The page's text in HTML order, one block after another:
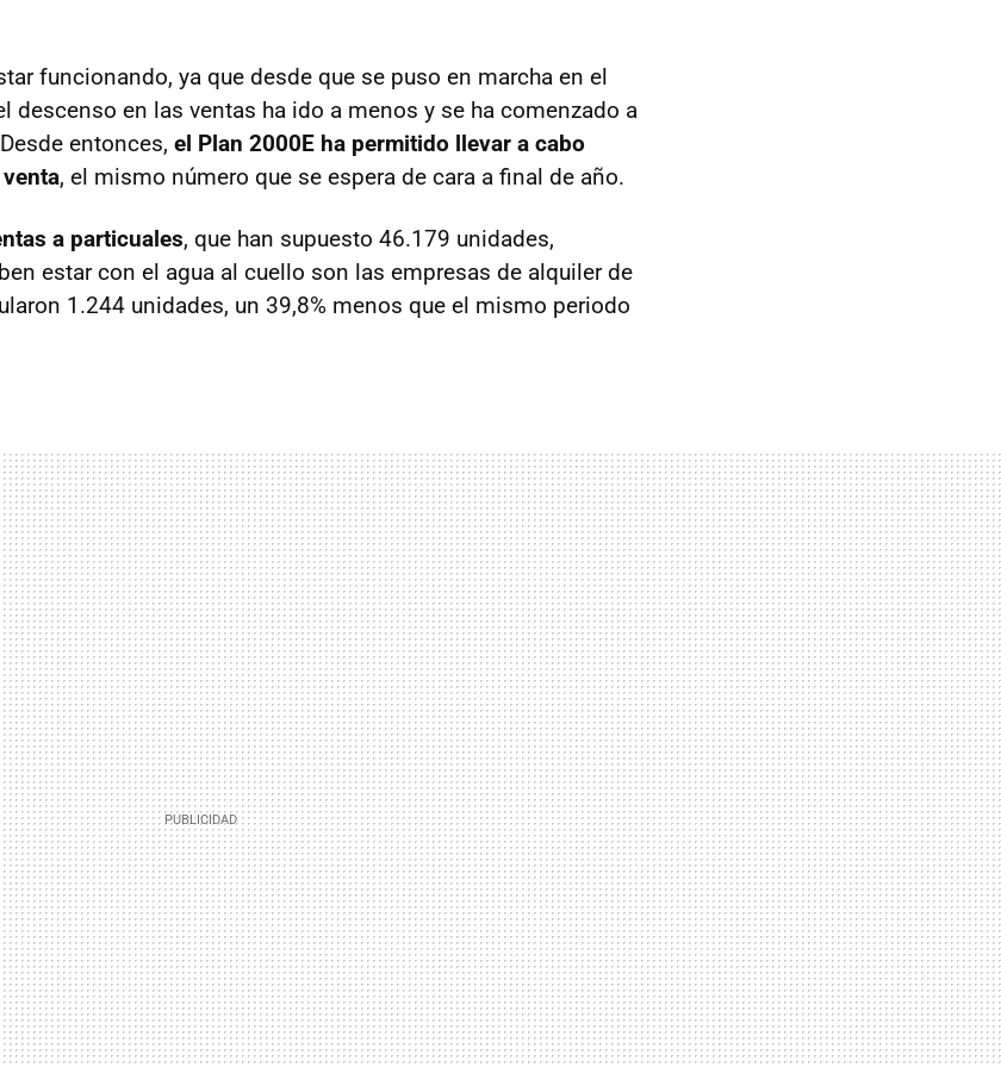
funcionando, ya que desde que se puso en marcha en el
descenso en las ventas ha ido a menos y se ha comenzado a
entonces, el Plan 2000E ha permitido llevar a cabo
, el mismo número que se espera de cara a final de año.
a particuales, que han supuesto 46.179 unidades,
estar con el agua al cuello son las empresas de alquiler de
1.244 unidades, un 39,8% menos que el mismo periodo